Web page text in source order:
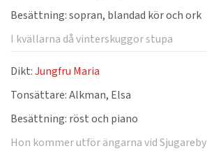
Besättning:sopran, blandad kör och ork
I kvällarna då vinterskuggor stupa
Dikt:Jungfru Maria
Tonsättare:Alkman, Elsa
Besättning: röst och piano
Hon kommer utför ängarna vid Sjugareby